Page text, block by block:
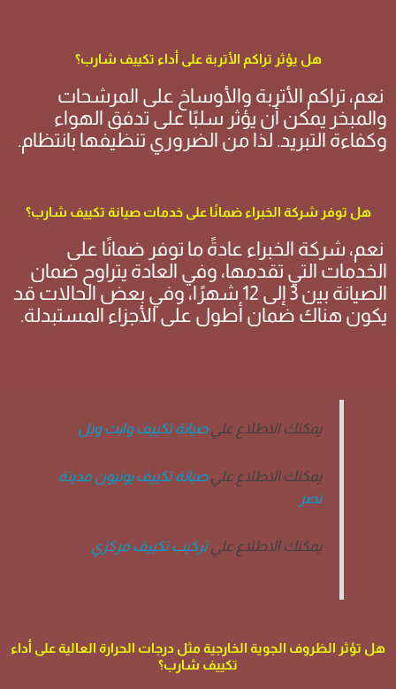
هل يؤثر تراكم الأتربة على أداء تكييف شارب؟
نعم، تراكم الأتربة والأوساخ على المرشحات
والمبخر يمكن أن يؤثر سلبًا على تدفق الهواء
وكفاءة التبريد. لذا من الضروري تنظيفها بانتظام.
هل توفر شركة الخبراء ضمانًا على خدمات صيانة تكييف شارب؟
نعم، شركة الخبراء عادةً ما توفر ضمانًا على
الخدمات التي تقدمها، وفي العادة يتراوح ضمان
الصيانة بين 3 إلى 12 شهرًا، وفي بعض الحالات قد
يكون هناك ضمان أطول على الأجزاء المستبدلة.
يمكنك الاطلاع عليصيانة تكييف وايت ويل
يمكنك الاطلاع عليصيانة تكييف يونيون مدينة
نصر
يمكنك الاطلاع عليتركيب تكييف مركزي
هل تؤثر الظروف الجوية الخارجية مثل درجات الحرارة العالية على أداء
تكييف شارب؟